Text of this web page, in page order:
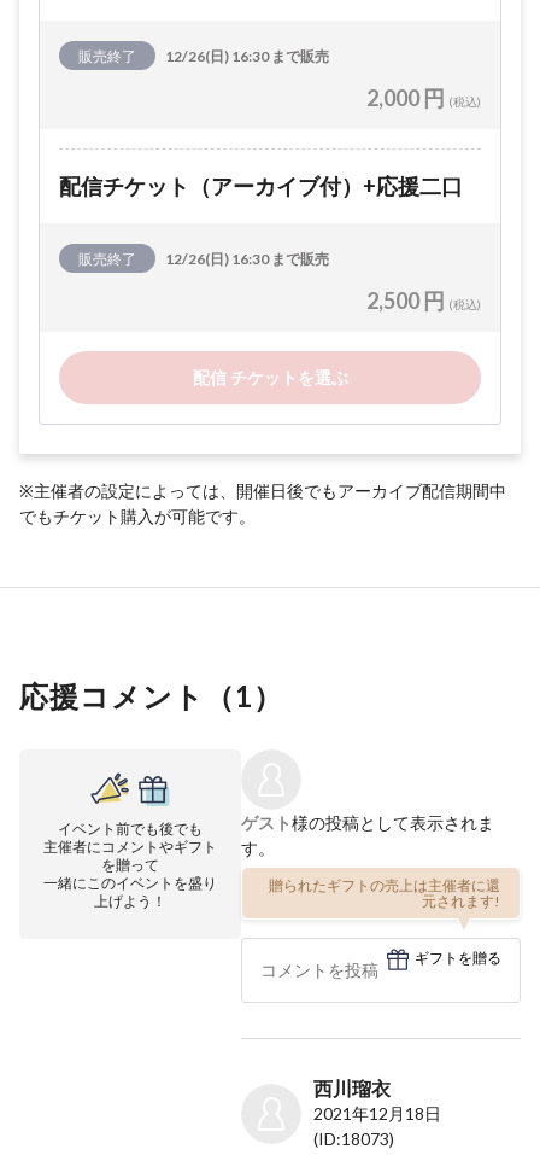
販売終了 12/26(日) 16:30 まで販売
2,000 円 (税込)
配信チケット（アーカイブ付）+応援二口
販売終了 12/26(日) 16:30 まで販売
2,500 円 (税込)
配信 チケットを選ぶ
※主催者の設定によっては、開催日後でもアーカイブ配信期間中
でもチケット購入が可能です。
応援コメント（1）
イベント前でも後でも
主催者にコメントやギフト
を贈って
一緒にこのイベントを盛り
上げよう！
ゲスト様の投稿として表示されま
す。
贈られたギフトの売上は主催者に還
元されます!
ギフトを贈る
西川瑠衣
2021年12月18日
(ID:18073)